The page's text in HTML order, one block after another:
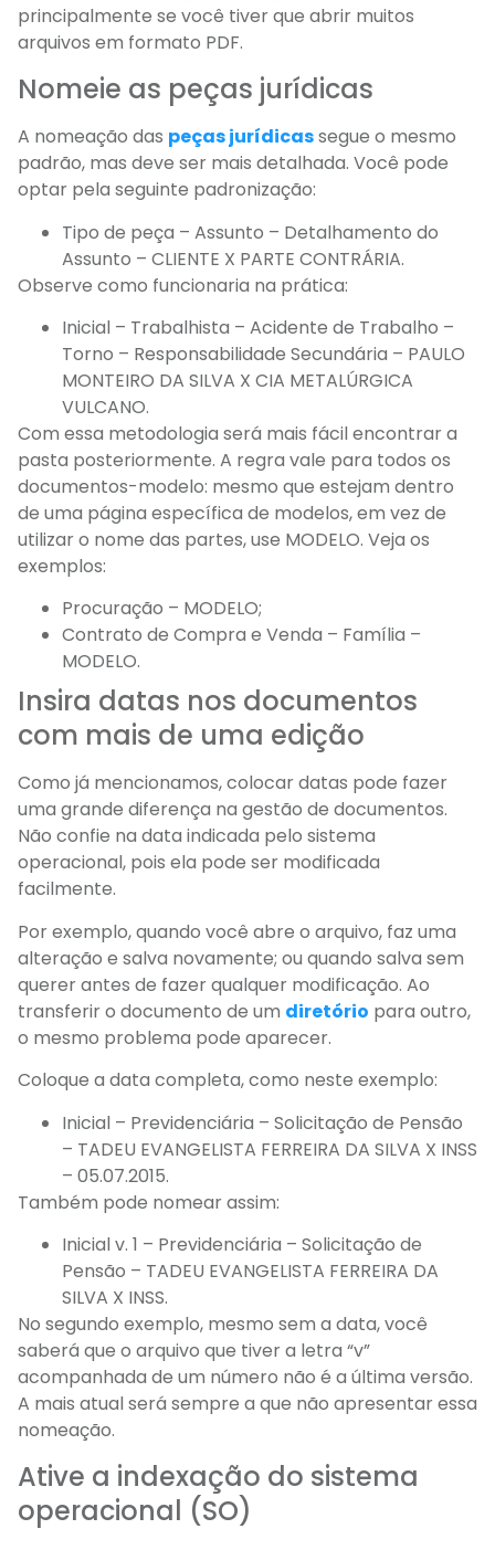
principalmente se você tiver que abrir muitos
arquivos em formato PDF.
Nomeie as peças jurídicas
A nomeação das peças jurídicassegue o mesmo
padrão, mas deve ser mais detalhada. Você pode
optar pela seguinte padronização:
Tipo de peça – Assunto – Detalhamento do
Assunto – CLIENTE X PARTE CONTRÁRIA.
Observe como funcionaria na prática:
Inicial – Trabalhista – Acidente de Trabalho –
Torno – Responsabilidade Secundária – PAULO
MONTEIRO DA SILVA X CIA METALÚRGICA
VULCANO.
Com essa metodologia será mais fácil encontrar a
pasta posteriormente. A regra vale para todos os
documentos-modelo: mesmo que estejam dentro
de uma página específica de modelos, em vez de
utilizar o nome das partes, use MODELO. Veja os
exemplos:
Procuração – MODELO;
Contrato de Compra e Venda – Família –
MODELO.
Insira datas nos documentos
com mais de uma edição
Como já mencionamos, colocar datas pode fazer
uma grande diferença na gestão de documentos.
Não confie na data indicada pelo sistema
operacional, pois ela pode ser modificada
facilmente.
Por exemplo, quando você abre o arquivo, faz uma
alteração e salva novamente; ou quando salva sem
querer antes de fazer qualquer modificação. Ao
transferir o documento de um diretório para outro,
o mesmo problema pode aparecer.
Coloque a data completa, como neste exemplo:
Inicial – Previdenciária – Solicitação de Pensão
– TADEU EVANGELISTA FERREIRA DA SILVA X INSS
– 05.07.2015.
Também pode nomear assim:
Inicial v. 1 – Previdenciária – Solicitação de
Pensão – TADEU EVANGELISTA FERREIRA DA
SILVA X INSS.
No segundo exemplo, mesmo sem a data, você
saberá que o arquivo que tiver a letra “v”
acompanhada de um número não é a última versão.
A mais atual será sempre a que não apresentar essa
nomeação.
Ative a indexação do sistema
operacional (SO)